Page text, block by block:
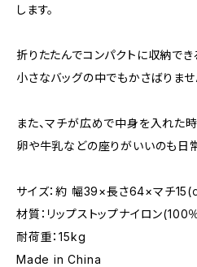
します。
折りたたんでコンパクトに収納でき
小さなバッグの中でもかさばりませ
また、マチが広めで中身を入れた
卵や牛乳などの座りがいいのも日
サイズ：約 幅39×長さ64×マチ15(
材質：リップストップナイロン(100
耐荷重：15kg
Made in China